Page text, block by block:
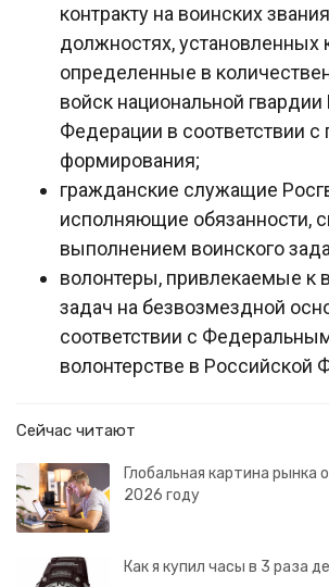
контракту на воинских
должностях, установленных
определенные в
войск национальной
Федерации в соответствии с
формирования;
гражданские служащие
исполняющие обязанности,
выполнением воинского
волонтеры, привлекаемые к
задач на безвозмездной
соответствии с
волонтерстве в Российской
Сейчас читают
Глобальная картина рынка
2026 году
Как я купил часы в 3 раза